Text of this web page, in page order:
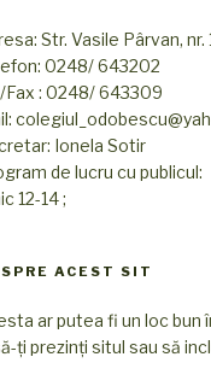
Str. Vasile Pârvan,
0248/ 643202
Fax : 0248/ 643309
Ionela Sotir
de lucru cu publicul:
12-14 ;
ACEST SIT
ar putea fi un loc bun
ți prezinți situl sau să